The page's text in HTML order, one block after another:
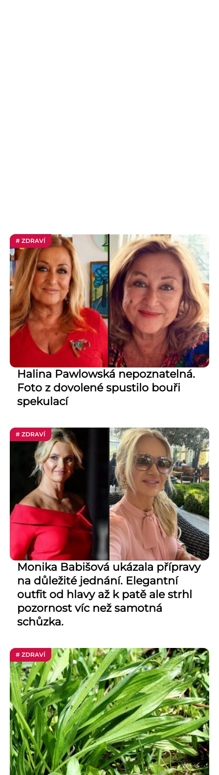
# ZDRAVÍ
Halina Pawlowská nepoznatelná.
Foto z dovolené spustilo bouři
spekulací
# ZDRAVÍ
Monika Babišová ukázala přípravy
na důležité jednání. Elegantní
outfit od hlavy až k patě ale strhl
pozornost víc než samotná
schůzka.
# ZDRAVÍ